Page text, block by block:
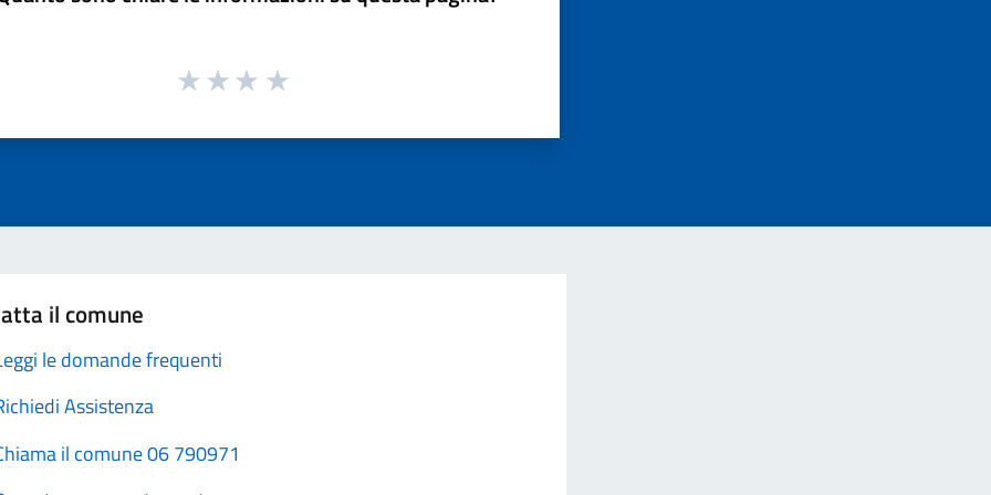
il comune
le domande frequenti
Assistenza
il comune 06 790971